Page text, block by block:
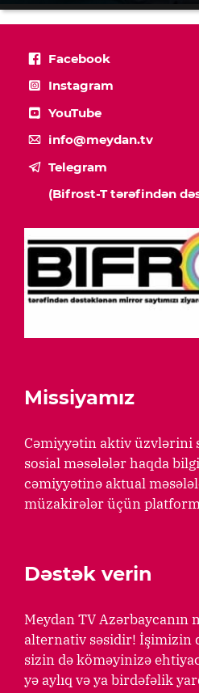
Facebook
Instagram
YouTube
info@meydan.tv
Telegram
(Bifrost-T tərəfindən
Missiyamız
Cəmiyyətin aktiv üzvlərini
sosial məsələlər haqda
cəmiyyətinə aktual
müzakirələr üçün
Dəstək verin
Meydan TV Azərbaycanın
alternativ səsidir! İşimizin
sizin də köməyinizə
yə aylıq və ya birdəfəlik